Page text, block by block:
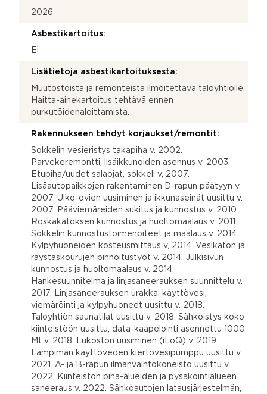
2026
Asbestikartoitus:
Ei
Lisätietoja asbestikartoituksesta:
Muutostöistä ja remonteista ilmoitettava taloyhtiölle.
Haitta-ainekartoitus tehtävä ennen
purkutöidenaloittamista.
Rakennukseen tehdyt korjaukset/remontit:
Sokkelin vesieristys takapiha v. 2002.
Parvekeremontti, lisäikkunoiden asennus v. 2003.
Etupiha/uudet salaojat, sokkeli v, 2007.
Lisäautopaikkojen rakentaminen D-rapun päätyyn v.
2007. Ulko-ovien uusiminen ja ikkunaseinät uusittu v.
2007. Pääviemäreiden sukitus ja kunnostus v. 2010.
Roskakatoksen kunnostus ja huoltomaalaus v. 2011.
Sokkelin kunnostustoimenpiteet ja maalaus v. 2014.
Kylpyhuoneiden kosteusmittaus v, 2014. Vesikaton ja
räystäskourujen pinnoitustyöt v. 2014. Julkisivun
kunnostus ja huoltomaalaus v. 2014.
Hankesuunnitelma ja linjasaneerauksen suunnittelu v.
2017. Linjasaneerauksen urakka: käyttövesi,
viemäröinti ja kylpyhuoneet uusittu v. 2018.
Taloyhtiön saunatilat uusittu v. 2018. Sähköistys koko
kiinteistöön uusittu, data-kaapelointi asennettu 1000
Mt v. 2018. Lukoston uusiminen (iLoQ) v. 2019.
Lämpimän käyttöveden kiertovesipumppu uusittu v.
2021. A- ja B-rapun ilmanvaihtokoneisto uusittu v.
2022. Kiinteistön piha-alueiden ja pysäköintialueen
saneeraus v. 2022. Sähköautojen latausjärjestelmän,